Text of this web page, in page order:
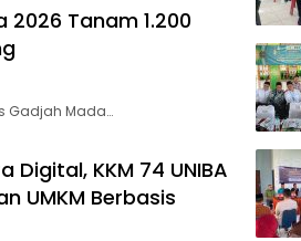
2026 Tanam 1.200
Gadjah Mada…
Digital, KKM 74 UNIBA
UMKM Berbasis